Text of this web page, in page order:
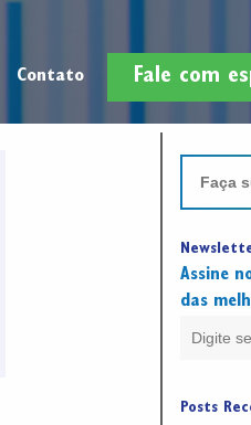
Contato Fale com
Assine
das
Posts